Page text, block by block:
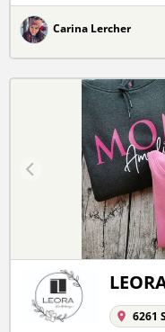
Carina Lercher
6261